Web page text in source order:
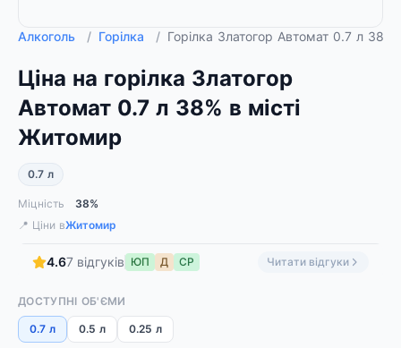
Алкоголь / Горілка / Горілка Златогор Автомат 0.7 л
Ціна на горілка Златогор
Автомат 0.7 л 38% в місті
Житомир
0.7 л
Міцність
38%
📍 Ціни вЖитомир
4.67 відгуків ЮП Д СР Читати відгуки
ДОСТУПНІ ОБ'ЄМИ
0.7 л 0.5 л 0.25 л